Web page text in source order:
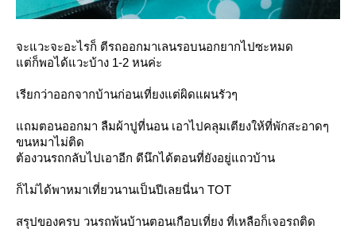
จะแวะจะอะไรก็ ตีรถออกมาเลนรอบนอกยากไปซะหมด
ต่ก็พอได้แวะบ้าง 1-2 หนค่ะ
เรียกว่าออกจากบ้านก่อนเที่ยงแต่ผิดแผนรัวๆ
ถมตอนออกมา ลืมผ้าปูที่นอน เอาไปคลุมเตียงให้ที่พักสะอาดๆ
ขนหมาไม่ติด
ต้องวนรถกลับไปเอาอีก ดีนึกได้ตอนที่ยังอยู่แถวบ้าน
ก็ไม่ได้พาหมาเที่ยวนานเป็นปีเลยนี่นา TOT
สรุปของครบ วนรถพ้นบ้านตอนเกือบเที่ยง ที่เหลือก็เจอรถติด